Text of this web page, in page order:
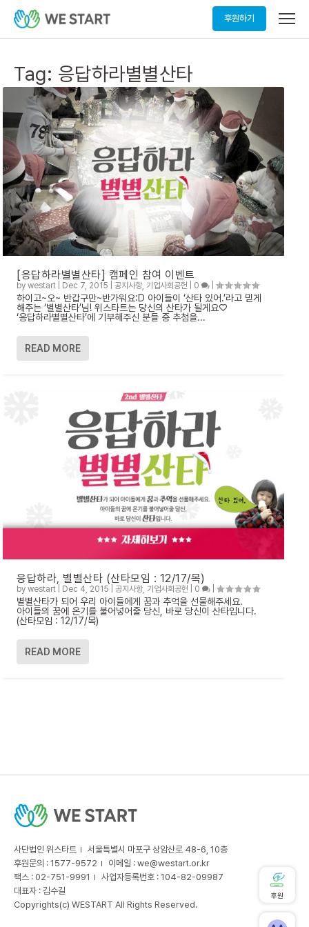
후원하기
메
열
Tag: 응답하라별별산타
[응답하라별별산타] 캠페인 참여 이벤트
by westart Dec 7, 2015 공지사항 기업사회공헌 0
하이고~오~ 반갑구만~반가워요:D 아이들이 ‘산타 있어.’라고 믿게
해주는 ‘별별산타’님! 위스타트는 당신의 산타가 될게요♡
‘응답하라별별산타’에 기부해주신 분들 중 추첨을...
READ MORE
응답하라, 별별산타 (산타모임 : 12/17/목)
by westart Dec 4, 2015 공지사항 기업사회공헌 0
별별산타가 되어 우리 아이들에게 꿈과 추억을 선물해주세요.
아이들의 꿈에 온기를 불어넣어줄 당신, 바로 당신이 산타입니다.
(산타모임 : 12/17/목)
READ MORE
사단법인 위스타트
서울특별시 마포구 상암산로 48-6, 10층
후원문의 : 1577-9572
이메일 : we@westart.or.kr
팩스 : 02-751-9991
사업자등록번호 : 104-82-09987
대표자 : 김수길
Copyrights(c) WESTART All Rights Reserved.
후원